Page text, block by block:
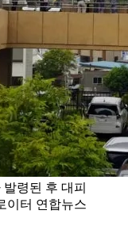
령된 후 대피
이터 연합뉴스